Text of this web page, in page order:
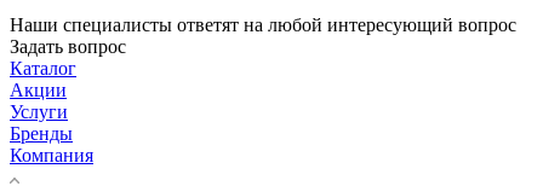
Наши специалисты ответят на любой интересующий вопрос
Задать вопрос
Каталог
Акции
Услуги
Бренды
Компания